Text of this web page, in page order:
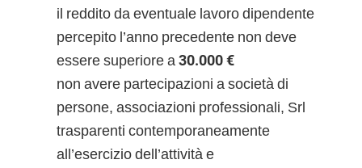
il reddito da eventuale lavoro dipendente
percepito l’anno precedente non deve
essere superiore a30.000 €
non avere partecipazioni a società di
persone, associazioni professionali, Srl
trasparenti contemporaneamente
all’esercizio dell’attività e